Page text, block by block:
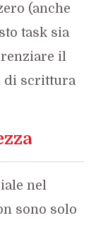
(anche
task sia
il
di scrittura
nel
sono solo